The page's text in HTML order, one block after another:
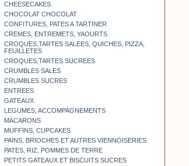
CHEESECAKES
CHOCOLAT CHOCOLAT
CONFITURES, PATES A TARTINER
CREMES, ENTREMETS, YAOURTS
CROQUES,TARTES SALEES, QUICHES, PIZZA,
FEUILLETES
CROQUES,TARTES SUCREES
CRUMBLES SALES
CRUMBLES SUCRES
ENTREES
GATEAUX
LEGUMES, ACCOMPAGNEMENTS
MACARONS
MUFFINS, CUPCAKES
PAINS, BRIOCHES ET AUTRES VIENNOISERIES
PATES, RIZ, POMMES DE TERRE
PETITS GATEAUX ET BISCUITS SUCRES